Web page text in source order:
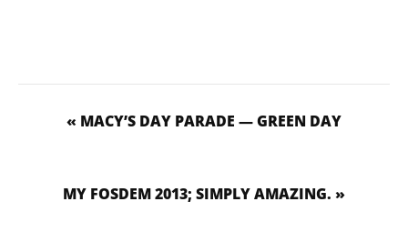
« MACY’S DAY PARADE — GREEN DAY
MY FOSDEM 2013; SIMPLY AMAZING. »